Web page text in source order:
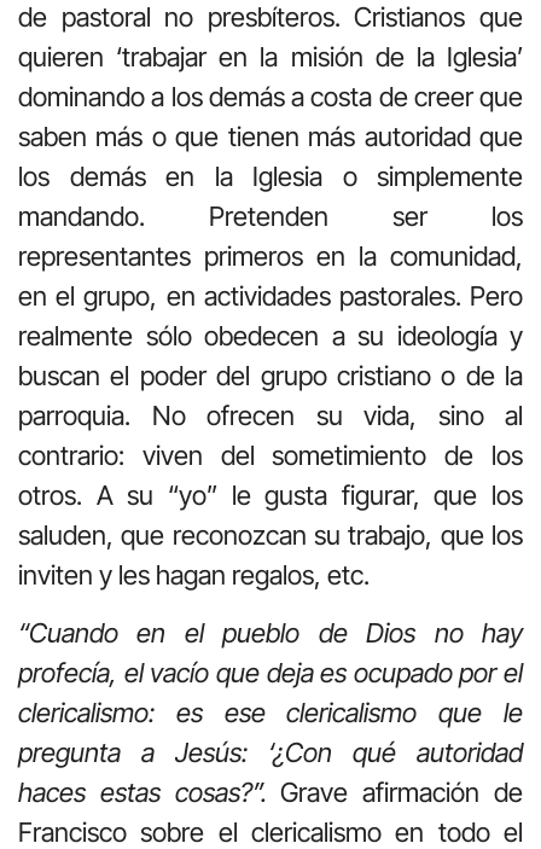
de pastoral no presbíteros. Cristianos que
quieren ‘trabajar en la misión de la Iglesia’
dominando a los demás a costa de creer que
saben más o que tienen más autoridad que
los demás en la Iglesia o simplemente
mandando. Pretenden ser los
representantes primeros en la comunidad,
en el grupo, en actividades pastorales. Pero
realmente sólo obedecen a su ideología y
buscan el poder del grupo cristiano o de la
parroquia. No ofrecen su vida, sino al
contrario: viven del sometimiento de los
otros. A su “yo” le gusta figurar, que los
saluden, que reconozcan su trabajo, que los
inviten y les hagan regalos, etc.
“Cuando en el pueblo de Dios no hay
profecía, el vacío que deja es ocupado por el
clericalismo: es ese clericalismo que le
pregunta a Jesús: ‘¿Con qué autoridad
haces estas cosas?”.Grave afirmación de
Francisco sobre el clericalismo en todo el